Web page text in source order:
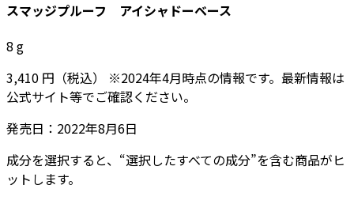
スマッジプルーフ アイシャドーベース
8 g
3,410 円 （税込） ※2024年4月時点の情報です。最新情報は
公式サイト等でご確認ください。
発売日： 2022年8月6日
成分を選択すると、“選択したすべての成分”を含む商品がヒ
ットします。